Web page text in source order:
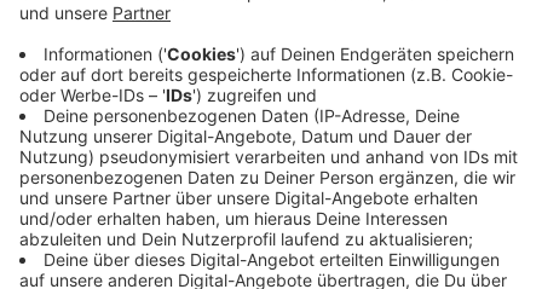
minimal. Die Pinguine belegen in der Tabelle nach
wie vor den drittletzten Platz. Schon am Freitag
gibt es ein Wiedersehen mit Ingolstadt: Dann sind
die Bayern in der YAYLA-Arena zu Gast.
Veröffentlicht:Montag, 20.01.2020 06:02
Anzeige